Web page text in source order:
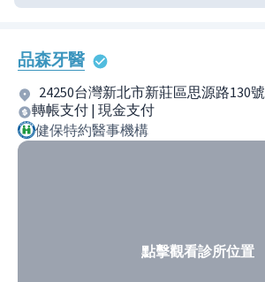
品森牙醫
24250台灣新北市新莊區思源路130號
轉帳支付 | 現金支付
健保特約醫事機構
點擊觀看診所位置